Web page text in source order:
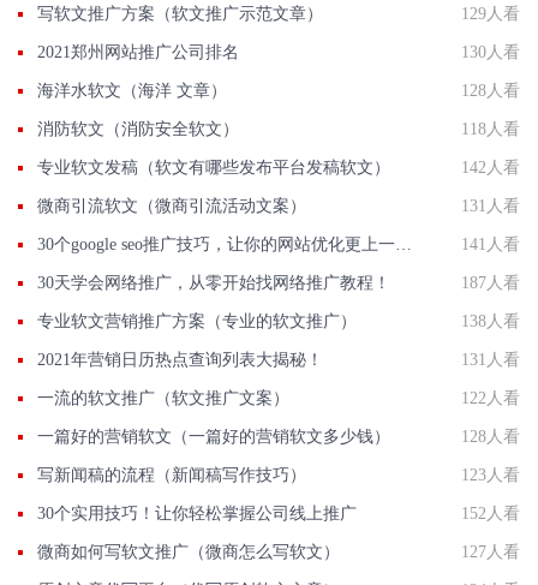
写软文推广方案（软文推广示范文章） 129人看
2021郑州网站推广公司排名 130人看
海洋水软文（海洋 文章） 128人看
消防软文（消防安全软文） 118人看
专业软文发稿（软文有哪些发布平台发稿软文） 142人看
微商引流软文（微商引流活动文案） 131人看
141人看
30天学会网络推广，从零开始找网络推广教程！ 187人看
专业软文营销推广方案（专业的软文推广） 138人看
2021年营销日历热点查询列表大揭秘！ 131人看
一流的软文推广（软文推广文案） 122人看
一篇好的营销软文（一篇好的营销软文多少钱） 128人看
写新闻稿的流程（新闻稿写作技巧） 123人看
30个实用技巧！让你轻松掌握公司线上推广 152人看
微商如何写软文推广（微商怎么写软文） 127人看